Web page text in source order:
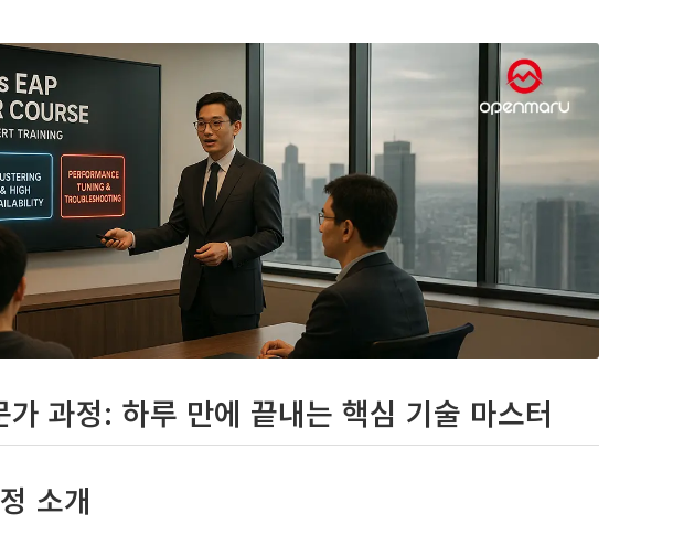
과정: 하루 만에 끝내는 핵심 기술 마스터
소개